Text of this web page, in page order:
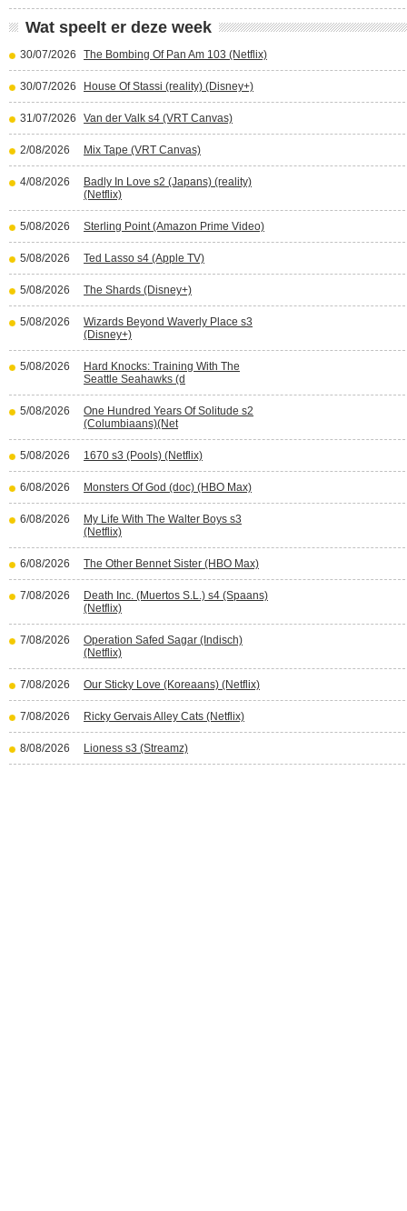
Wat speelt er deze week
30/07/2026 The Bombing Of Pan Am 103 (Netflix)
30/07/2026 House Of Stassi (reality) (Disney+)
31/07/2026 Van der Valk s4 (VRT Canvas)
2/08/2026 Mix Tape (VRT Canvas)
4/08/2026
Badly In Love s2 (Japans) (reality)
(Netflix)
5/08/2026 Sterling Point (Amazon Prime Video)
5/08/2026 Ted Lasso s4 (Apple TV)
5/08/2026 The Shards (Disney+)
5/08/2026
Wizards Beyond Waverly Place s3
(Disney+)
5/08/2026
Hard Knocks: Training With The
Seattle Seahawks (d
5/08/2026
One Hundred Years Of Solitude s2
(Columbiaans)(Net
5/08/2026 1670 s3 (Pools) (Netflix)
6/08/2026 Monsters Of God (doc) (HBO Max)
6/08/2026
My Life With The Walter Boys s3
(Netflix)
6/08/2026 The Other Bennet Sister (HBO Max)
7/08/2026
Death Inc. (Muertos S.L.) s4 (Spaans)
(Netflix)
7/08/2026
Operation Safed Sagar (Indisch)
(Netflix)
7/08/2026 Our Sticky Love (Koreaans) (Netflix)
7/08/2026 Ricky Gervais Alley Cats (Netflix)
8/08/2026 Lioness s3 (Streamz)